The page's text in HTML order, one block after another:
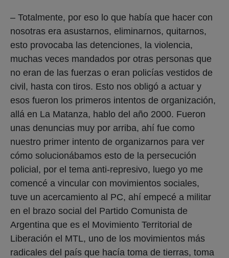
– Totalmente, por eso lo que había que hacer con
nosotras era asustarnos, eliminarnos, quitarnos,
esto provocaba las detenciones, la violencia,
muchas veces mandados por otras personas que
no eran de las fuerzas o eran policías vestidos de
civil, hasta con tiros. Esto nos obligó a actuar y
esos fueron los primeros intentos de organización,
allá en La Matanza, hablo del año 2000. Fueron
unas denuncias muy por arriba, ahí fue como
nuestro primer intento de organizarnos para ver
cómo solucionábamos esto de la persecución
policial, por el tema anti-represivo, luego yo me
comencé a vincular con movimientos sociales,
tuve un acercamiento al PC, ahí empecé a militar
en el brazo social del Partido Comunista de
Argentina que es el Movimiento Territorial de
Liberación el MTL, uno de los movimientos más
radicales del país que hacía toma de tierras, toma